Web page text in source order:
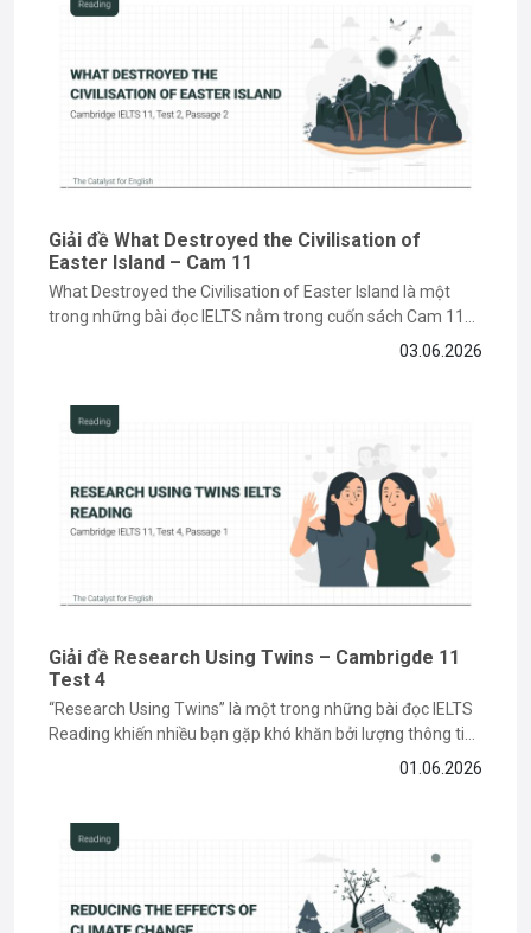
hứng và hành trang hữu ích cho các bạn trên con đường chinh phục
Giải đề What Destroyed the Civilisation of
Easter Island – Cam 11
What Destroyed the Civilisation of Easter Island là một
trong những bài đọc IELTS nằm trong cuốn sách Cam 11
về chủ đề lịch sử và môi trường, đòi hỏi bạn phải có kỹ năng
03.06.2026
Giải đề Research Using Twins – Cambrigde 11
Test 4
“Research Using Twins” là một trong những bài đọc IELTS
Reading khiến nhiều bạn gặp khó khăn bởi lượng thông tin
học thuật và các dạng câu hỏi paraphrase phức tạp. Tuy
01.06.2026